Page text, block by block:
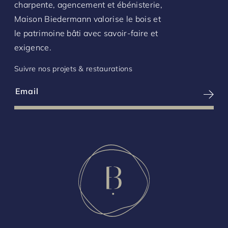
charpente, agencement et ébénisterie,
Maison Biedermann valorise le bois et
le patrimoine bâti avec savoir-faire et
exigence.
Suivre nos projets & restaurations